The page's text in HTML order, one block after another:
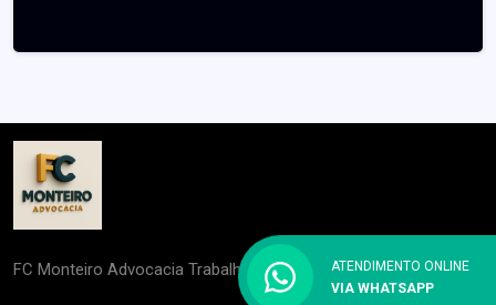
ATENDIMENTO ONLINE
VIA WHATSAPP
FC Monteiro Advocacia Trabalhista